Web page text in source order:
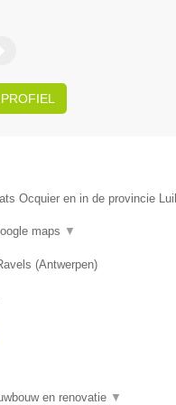
Ocquier en in de provincie
maps ▼
(Antwerpen)
en renovatie ▼